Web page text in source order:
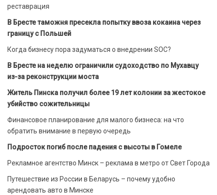
реставрация
В Бресте таможня пресекла попытку ввоза кокаина через
границу с Польшей
Когда бизнесу пора задуматься о внедрении SOC?
В Бресте на неделю ограничили судоходство по Мухавцу
из-за реконструкции моста
Житель Пинска получил более 19 лет колонии за жестокое
убийство сожительницы
Финансовое планирование для малого бизнеса: на что
обратить внимание в первую очередь
Подросток погиб после падения с высоты в Гомеле
Рекламное агентство Минск – реклама в метро от Свет Города
Путешествие из России в Беларусь – почему удобно
арендовать авто в Минске